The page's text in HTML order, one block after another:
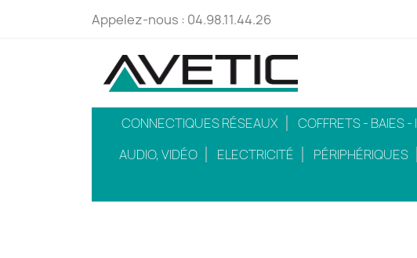
Appelez-nous : 04.98.11.44.26
CONNECTIQUES RÉSEAUX COFFRETS - BAIES -
AUDIO, VIDÉO
ELECTRICITÉ PÉRIPHÉRIQUES